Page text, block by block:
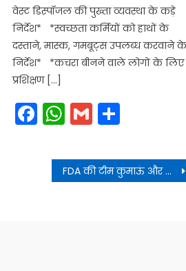
वेस्ट डिस्पॉजल की पुख्ता व्यवस्था के कड़े
निर्देश* *स्वच्छता कर्मियों को हाथों के
दस्ताने, मास्क, गमबूट्स उपलब्ध करवाने
निर्देश* *कचरा बीनने वाले लोगों के लिए
प्रशिक्षण […]
Facebook
WhatsApp
Gmail
FDA की टीम कुमाऊं और गढ़वाल मंडल के दौरे पर रवाना